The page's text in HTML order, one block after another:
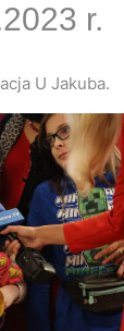
r.
U Jakuba.